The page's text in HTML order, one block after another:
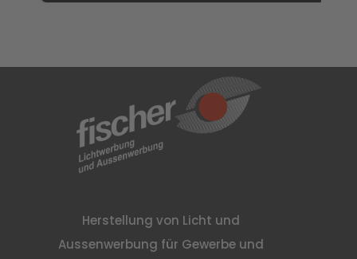
Herstellung von Licht und
Aussenwerbung für Gewerbe und